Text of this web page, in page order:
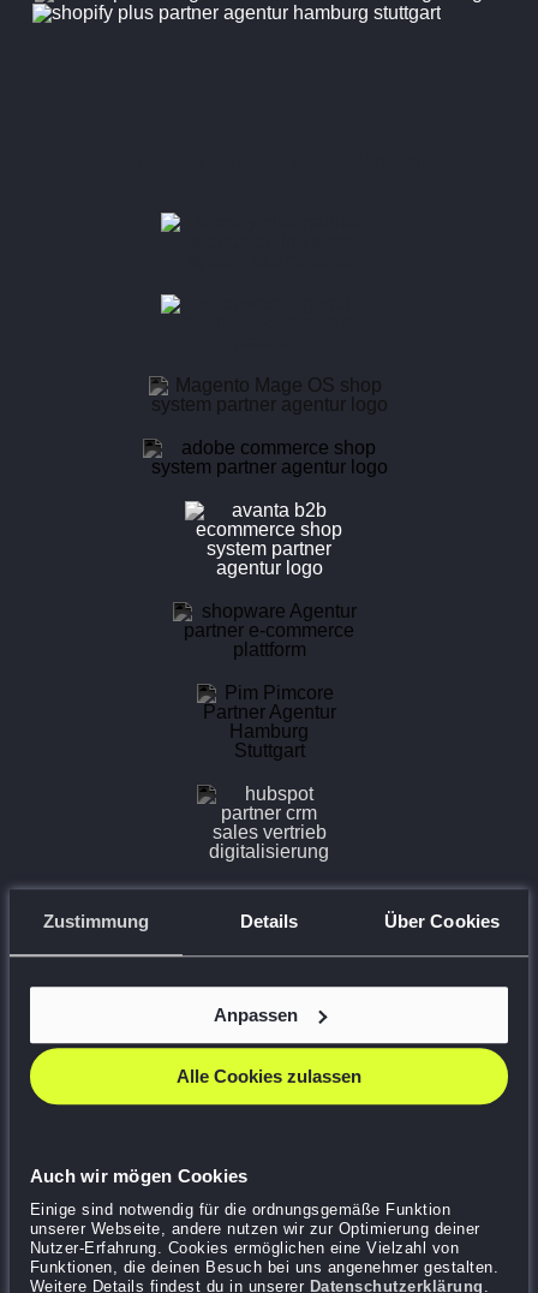
Zustimmung Details Über Cookies
Auch wir mögen Cookies
Einige sind notwendig für die ordnungsgemäße Funktion
unserer Webseite, andere nutzen wir zur Optimierung deiner
Nutzer-Erfahrung. Cookies ermöglichen eine Vielzahl von
Funktionen, die deinen Besuch bei uns angenehmer gestalten.
Weitere Details findest du in unserer Datenschutzerklärung .
Alle Cookies zulassen
Anpassen
Shopify Plus, Hyvä, avanta Partner Agentur Hamburg &
Stuttgart
Premium Google Agentur Partner,YouTube Marketing
Agentur
© 2026 Lemundo
Datenschutz
Impressum